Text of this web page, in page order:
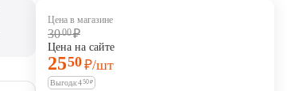
Цена в магазине
3000₽
Цена на сайте
2550 ₽/шт
Выгода:450₽